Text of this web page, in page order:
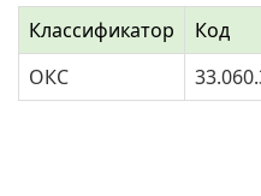
Классификатор Код
ОКС